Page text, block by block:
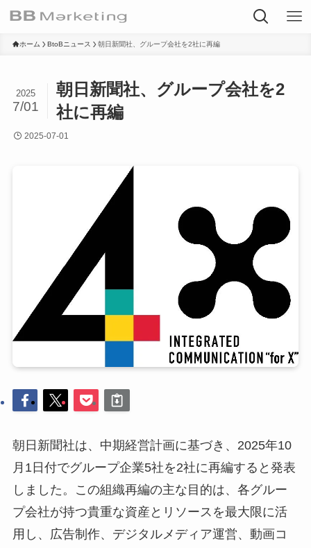
ホーム BtoBニュース 朝日新聞社、グループ会社を2社に再編
朝日新聞社、グループ会社を2
社に再編
2025
7/01
2025-07-01
朝日新聞社は、中期経営計画に基づき、2025年10
月1日付でグループ企業5社を2社に再編すると発表
しました。この組織再編の主な目的は、各グルー
プ会社が持つ貴重な資産とリソースを最大限に活
用し、広告制作、デジタルメディア運営、動画コ